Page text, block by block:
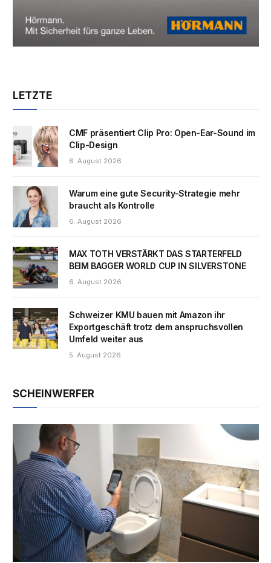
LETZTE
CMF präsentiert Clip Pro: Open-Ear-Sound im
Clip-Design
6. August 2026
Warum eine gute Security-Strategie mehr
braucht als Kontrolle
6. August 2026
MAX TOTH VERSTÄRKT DAS STARTERFELD
BEIM BAGGER WORLD CUP IN SILVERSTONE
6. August 2026
Schweizer KMU bauen mit Amazon ihr
Exportgeschäft trotz dem anspruchsvollen
Umfeld weiter aus
5. August 2026
SCHEINWERFER